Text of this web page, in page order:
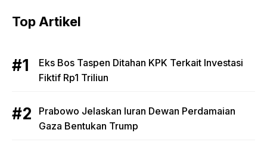
Top Artikel
Eks Bos Taspen Ditahan KPK Terkait Investasi
Fiktif Rp1 Triliun
Prabowo Jelaskan Iuran Dewan Perdamaian
Gaza Bentukan Trump